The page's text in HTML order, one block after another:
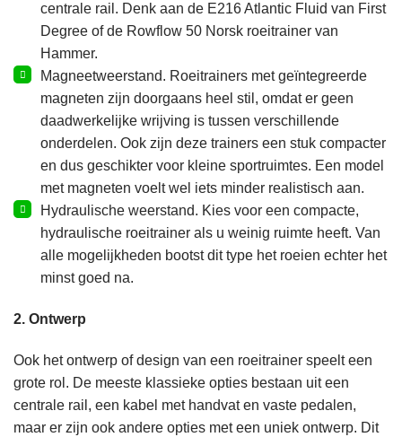
centrale rail. Denk aan de E216 Atlantic Fluid van First
Degree ofde Rowflow 50 Norsk roeitrainer van
Hammer.
Magneetweerstand. Roeitrainers met geïntegreerde
magneten zijn doorgaans heel stil, omdat er geen
daadwerkelijke wrijving is tussen verschillende
onderdelen. Ook zijn deze trainers een stuk compacter
en dus geschikter voor kleine sportruimtes. Een model
met magneten voelt wel iets minder realistisch aan.
Hydraulische weerstand. Kies voor een compacte,
hydraulische roeitrainer als u weinig ruimte heeft. Van
alle mogelijkheden bootst dit type het roeien echter het
minst goed na.
2. Ontwerp
Ook het ontwerp of design van een roeitrainer speelt een
grote rol. De meeste klassieke opties bestaan uit een
centrale rail, een kabel met handvat en vaste pedalen,
maar er zijn ook andere opties met een uniek ontwerp. Dit